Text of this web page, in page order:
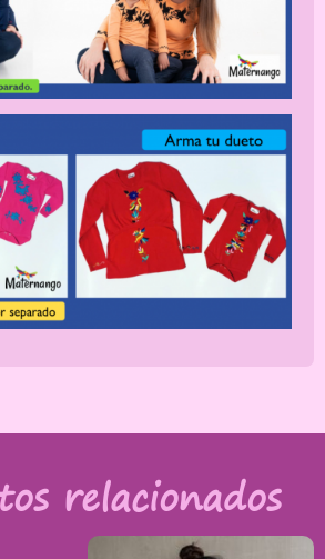
relacionados